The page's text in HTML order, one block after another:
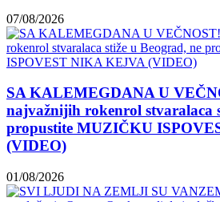
07/08/2026
SA KALEMEGDANA U
najvažnijih rokenrol stvaralaca
propustite MUZIČKU
(VIDEO)
01/08/2026